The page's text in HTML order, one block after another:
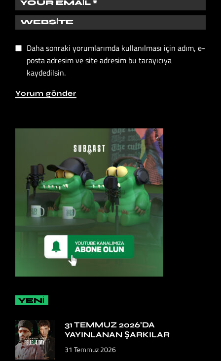
Daha sonraki yorumlarımda kullanılması için adım, e-
posta adresim ve site adresim bu tarayıcıya
kaydedilsin.
Yorum gönder
YENİ
31 TEMMUZ 2026’DA
YAYINLANAN ŞARKILAR
31 Temmuz 2026